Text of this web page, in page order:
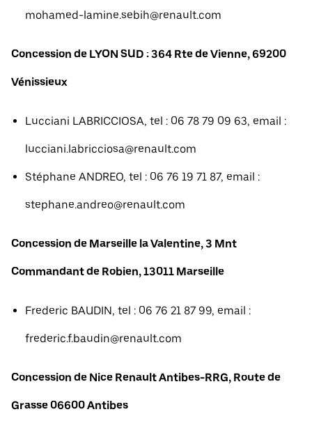
mohamed-lamine.sebih@renault.com
Concession de LYON SUD : 364 Rte de Vienne, 69200
Vénissieux
Lucciani LABRICCIOSA, tel : 06 78 79 09 63, email :
lucciani.labricciosa@renault.com
Stéphane ANDREO, tel : 06 76 19 71 87, email :
stephane.andreo@renault.com
Concession de Marseille la Valentine, 3 Mnt
Commandant de Robien, 13011 Marseille
Frederic BAUDIN, tel : 06 76 21 87 99, email :
frederic.f.baudin@renault.com
Concession de Nice Renault Antibes-RRG, Route de
Grasse 06600 Antibes